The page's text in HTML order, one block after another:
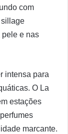
com
sillage
pele e nas
intensa para
O La
estações
marcante.